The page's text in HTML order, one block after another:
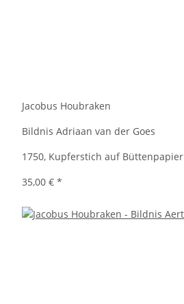
Jacobus Houbraken
Bildnis Adriaan van der Goes
1750, Kupferstich auf Büttenpapier
35,00 € *